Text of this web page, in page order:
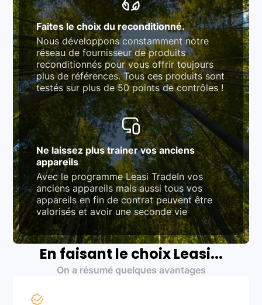
Faites le choix du reconditionné.
Nous développons constamment notre
réseau de fournisseur de produits
reconditionnés pour vous offrir toujours
plus de références. Tous ces produits sont
testés sur plus de 50 points de contrôles !
Ne laissez plus trainer vos anciens
appareils
Avec le programme Leasi TradeIn vos
anciens appareils mais aussi tous vos
appareils en fin de contrat peuvent être
valorisés et avoir une seconde vie
En faisant le choix Leasi...
On a résumé quelques avantages